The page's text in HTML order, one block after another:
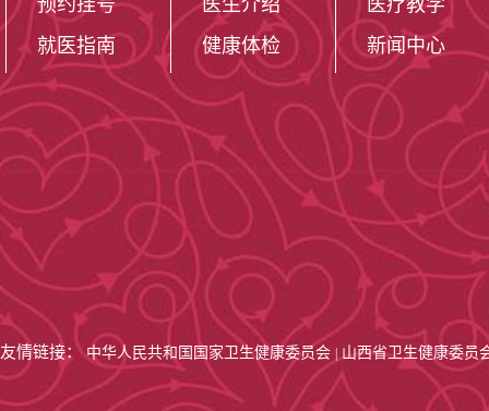
就医指南
健康体检
新闻中心
友情链接：中华人民共和国国家卫生健康委员会 | 山西省卫生健康委员